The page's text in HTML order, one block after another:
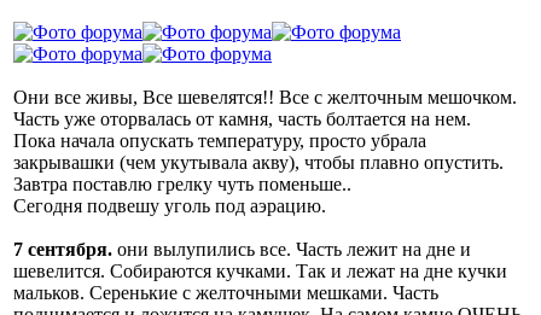
Они все живы, Все шевелятся!! Все с желточным мешочком.
Часть уже оторвалась от камня, часть болтается на нем.
Пока начала опускать температуру, просто убрала
закрывашки (чем укутывала акву), чтобы плавно опустить.
Завтра поставлю грелку чуть поменьше..
Сегодня подвешу уголь под аэрацию.
7 сентября. они вылупились все. Часть лежит на дне и
шевелится. Собираются кучками. Так и лежат на дне кучки
мальков. Серенькие с желточными мешками. Часть